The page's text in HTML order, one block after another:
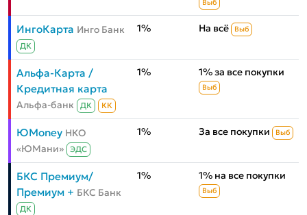
Выб
ИнгоКарта Инго Банк
ДК
1% На всё Выб
Альфа-Карта /
Кредитная карта
Альфа-банк ДК КК
1% 1% за все покупки
Выб
ЮMoney НКО
«ЮМани»
ЭДС
1% За все покупки Выб
БКС Премиум/
Премиум + БКС Банк
ДК
1% 1% на все покупки
Выб